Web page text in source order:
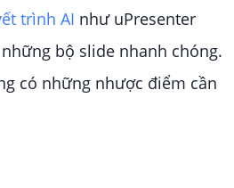
trình AI như uPresenter
bộ slide nhanh chóng.
có những nhược điểm cần